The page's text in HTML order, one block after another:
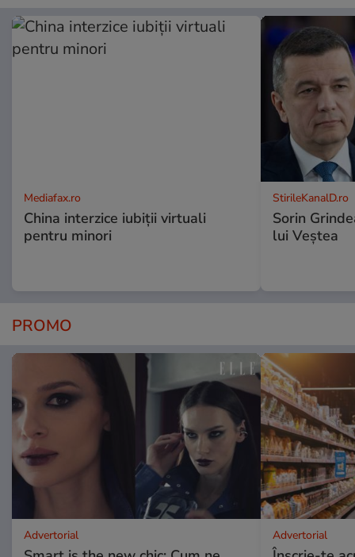
Mediafax.ro
China interzice iubiții virtuali
pentru minori
StirileKanalD.ro
Sorin
lui Veștea
PROMO
Advertorial Advertorial